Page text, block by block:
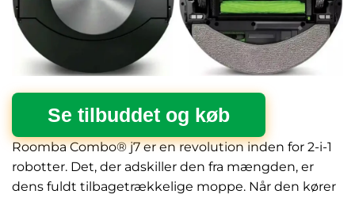
Se tilbuddet og køb
Roomba Combo® j7 er en revolution inden for 2-i-1
robotter. Det, der adskiller den fra mængden, er
dens fuldt tilbagetrækkelige moppe. Når den kører